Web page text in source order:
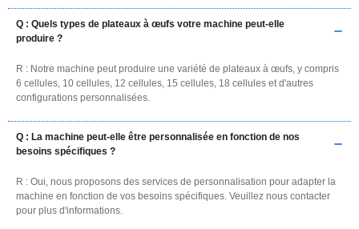
Q : Quels types de plateaux à œufs votre machine peut-elle
produire ?
R : Notre machine peut produire une variété de plateaux à œufs, y compris
6 cellules, 10 cellules, 12 cellules, 15 cellules, 18 cellules et d'autres
configurations personnalisées.
Q : La machine peut-elle être personnalisée en fonction de nos
besoins spécifiques ?
R : Oui, nous proposons des services de personnalisation pour adapter la
machine en fonction de vos besoins spécifiques. Veuillez nous contacter
pour plus d'informations.